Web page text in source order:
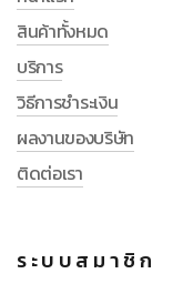
สินค้าทั้งหมด
บริการ
วิธีการชำระเงิน
ผลงานของบริษัท
ติดต่อเรา
ระบบสมาชิก